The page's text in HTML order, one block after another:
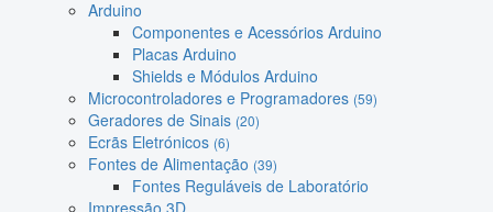
Arduino
Componentes e Acessórios Arduino
Placas Arduino
Shields e Módulos Arduino
Microcontroladores e Programadores (59)
Geradores de Sinais (20)
Ecrãs Eletrónicos (6)
Fontes de Alimentação (39)
Fontes Reguláveis de Laboratório
Impressão 3D